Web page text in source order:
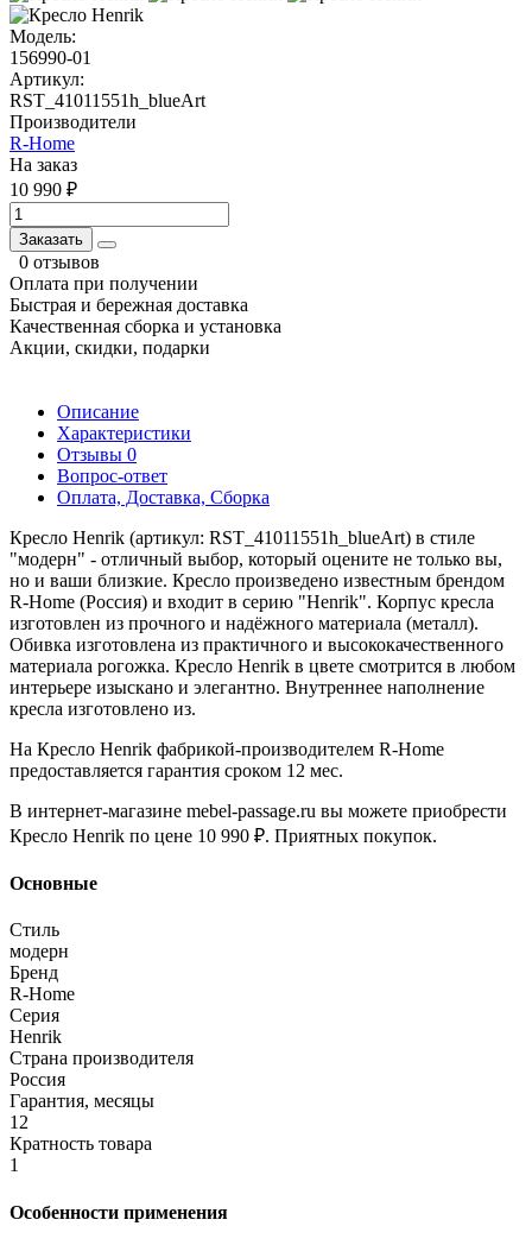
Модель:
156990-01
Артикул:
RST_41011551h_blueArt
Производители
R-Home
На заказ
10 990 ₽
Заказать
0 отзывов
Оплата при получении
Быстрая и бережная доставка
Качественная сборка и установка
Акции, скидки, подарки
Описание
Характеристики
Отзывы 0
Вопрос-ответ
Оплата, Доставка, Сборка
Кресло Henrik (артикул: RST_41011551h_blueArt) в стиле
"модерн" - отличный выбор, который оцените не только вы,
но и ваши близкие. Кресло произведено известным брендом
R-Home (Россия) и входит в серию "Henrik". Корпус кресла
изготовлен из прочного и надёжного материала (металл).
Обивка изготовлена из практичного и высококачественного
материала рогожка. Кресло Henrik в цвете смотрится в любом
интерьере изыскано и элегантно. Внутреннее наполнение
кресла изготовлено из.
На Кресло Henrik фабрикой-производителем R-Home
предоставляется гарантия сроком 12 мес.
В интернет-магазине mebel-passage.ru вы можете приобрести
Кресло Henrik по цене 10 990 ₽. Приятных покупок.
Основные
Стиль
модерн
Бренд
R-Home
Серия
Henrik
Страна производителя
Россия
Гарантия, месяцы
12
Кратность товара
1
Особенности применения